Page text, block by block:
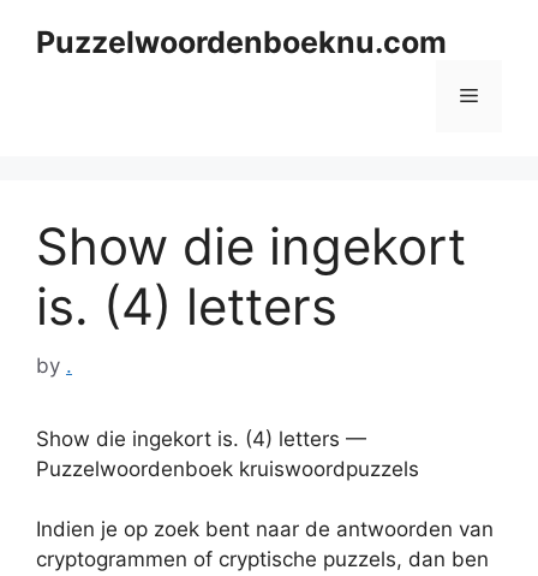
Puzzelwoordenboeknu.com
Menu
Show die ingekort
is. (4) letters
by .
Show die ingekort is. (4) letters —
Puzzelwoordenboek kruiswoordpuzzels
Indien je op zoek bent naar de antwoorden van
cryptogrammen of cryptische puzzels, dan ben